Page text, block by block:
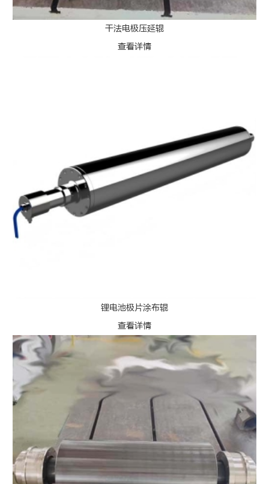
干法电极压延辊
查看详情
锂电池极片涂布辊
查看详情